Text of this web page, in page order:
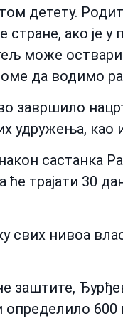
детету.
стране, ако је
може
да водимо
завршило
удружења,
састанка
ће трајати 30
свих нивоа
заштите,
600